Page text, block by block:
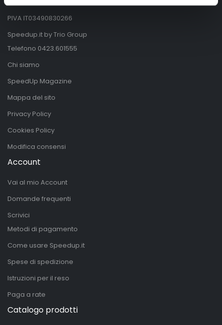
PIVA IT03490830266
Speedup.it by Trio Group
Telefono 0423.601555
Chi siamo
SpeedUp Magazine
Mappa del sito
Privacy Policy
Cookies Policy
Modifica consensi
Account
Vai al mio Account
Domande frequenti
Scrivici
Metodi di pagamento
Come usare Speedup.it
Spese di spedizione
Istruzioni per il reso
Paga a rate
Catalogo prodotti